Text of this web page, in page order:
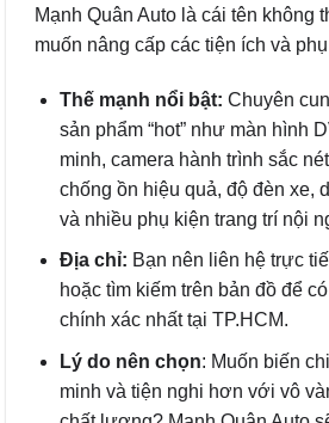
Mạnh Quân Auto là cái tên không
muốn nâng cấp các tiện ích và phụ
Thế mạnh nổi bật: Chuyên
sản phẩm “hot” như màn hình
minh, camera hành trình sắc
chống ồn hiệu quả, độ đèn xe,
và nhiều phụ kiện trang trí nội
Địa chỉ: Bạn nên liên hệ trực
hoặc tìm kiếm trên bản đồ để
chính xác nhất tại TP.HCM.
Lý do nên chọn: Muốn biến
minh và tiện nghi hơn với vô